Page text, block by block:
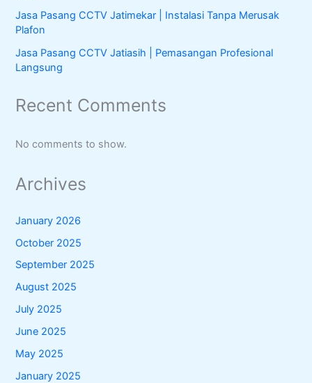
Jasa Pasang CCTV Jatimekar | Instalasi Tanpa Merusak
Plafon
Jasa Pasang CCTV Jatiasih | Pemasangan Profesional
Langsung
Recent Comments
No comments to show.
Archives
January 2026
October 2025
September 2025
August 2025
July 2025
June 2025
May 2025
January 2025